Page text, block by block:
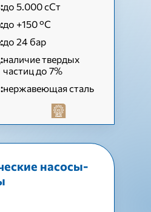
до 5.000 сСт
до +150 °C
до 24 бар
наличие твердых
частиц до 7%
нержавеющая сталь
насосы-